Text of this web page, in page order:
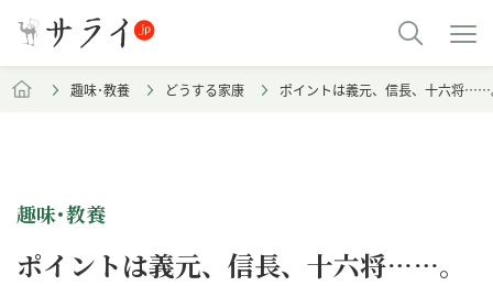
趣味･教養 どうする家康 ポイントは義元、信長、十六将……
趣味･教養
ポイントは義元、信長、十六将……。